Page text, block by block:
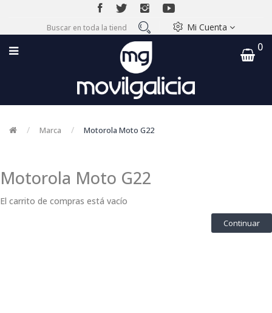
Mi Cuenta
0
Marca Motorola Moto G22
Motorola Moto G22
El carrito de compras está vacío
Continuar